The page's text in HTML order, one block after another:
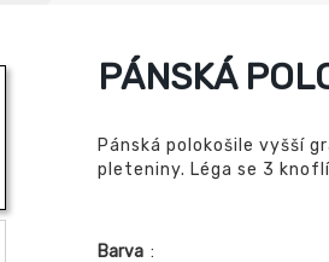
PÁNSKÁ
Pánská polokošile vyšší
pleteniny. Léga se 3
Barva :